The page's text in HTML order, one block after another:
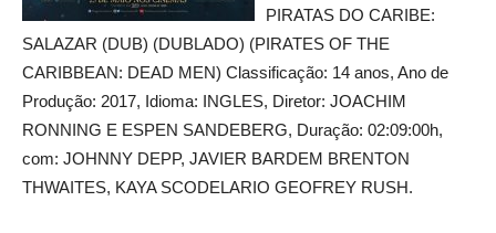
PIRATAS DO CARIBE:
SALAZAR (DUB) (DUBLADO) (PIRATES OF THE
CARIBBEAN: DEAD MEN) Classificação: 14 anos, Ano de
Produção: 2017, Idioma: INGLES, Diretor: JOACHIM
RONNING E ESPEN SANDEBERG, Duração: 02:09:00h,
com: JOHNNY DEPP, JAVIER BARDEM BRENTON
THWAITES, KAYA SCODELARIO GEOFREY RUSH.